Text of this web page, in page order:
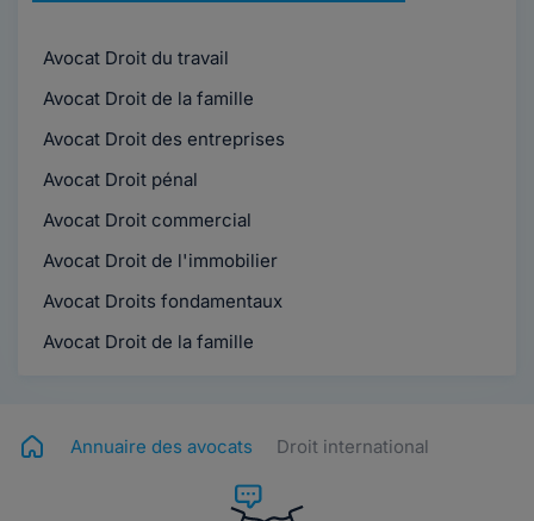
Avocat Droit du travail
Avocat Droit de la famille
Avocat Droit des entreprises
Avocat Droit pénal
Avocat Droit commercial
Avocat Droit de l'immobilier
Avocat Droits fondamentaux
Avocat Droit de la famille
Annuaire des avocats Droit international